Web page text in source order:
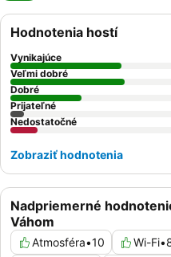
Nadpriemerné
Váhom
Atmosféra•10 Wi-Fi•
Hodnotenia hostí
Vynikajúce
Veľmi dobré
Dobré
Prijateľné
Nedostatočné
Zobraziť hodnotenia